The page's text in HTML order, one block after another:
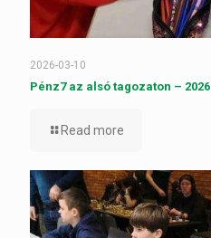
2026-03-10
Pénz7 az alsó tagozaton – 2026
Read more